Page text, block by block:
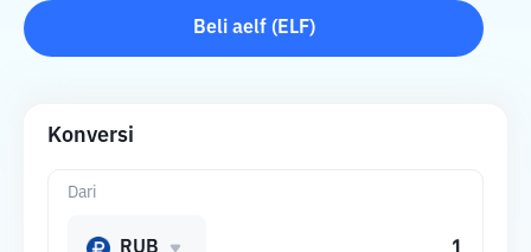
Beli aelf( ELF)
Konversi
Dari